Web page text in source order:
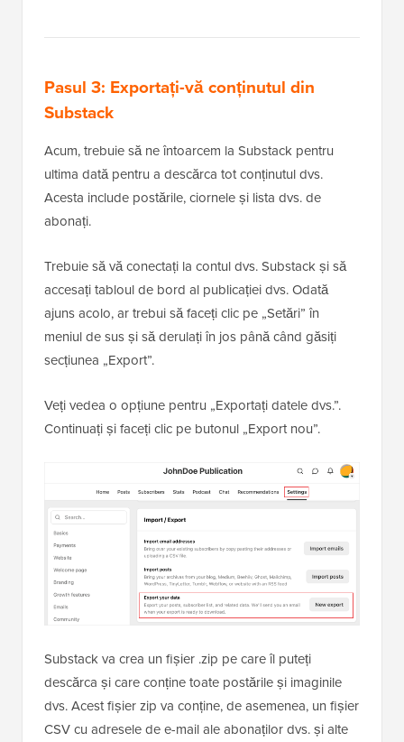
Pasul 3: Exportați-vă conținutul din
Substack
Acum, trebuie să ne întoarcem la Substack pentru
ultima dată pentru a descărca tot conținutul dvs.
Acesta include postările, ciornele și lista dvs. de
abonați.
Trebuie să vă conectați la contul dvs. Substack și să
accesați tabloul de bord al publicației dvs. Odată
ajuns acolo, ar trebui să faceți clic pe „Setări” în
meniul de sus și să derulați în jos până când găsiți
secțiunea „Export”.
Veți vedea o opțiune pentru „Exportați datele dvs.”.
Continuați și faceți clic pe butonul „Export nou”.
Substack va crea un fișier .zip pe care îl puteți
descărca și care conține toate postările și imaginile
dvs. Acest fișier zip va conține, de asemenea, un fișier
CSV cu adresele de e-mail ale abonaților dvs. și alte